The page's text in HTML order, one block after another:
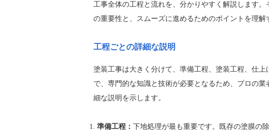
工事全体の工程と流れを、分かりやすく解説します
の重要性と、スムーズに進めるためのポイントを理
工程ごとの詳細な説明
塗装工事は大きく分けて、準備工程、塗装工程、仕
で、専門的な知識と技術が必要となるため、プロの
細な説明を示します。
準備工程： 下地処理が最も重要です。既存の塗膜の